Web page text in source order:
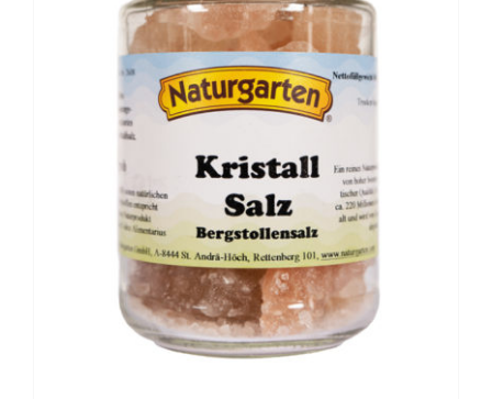
BESCHREIBUNG
PRODUKT
WEIST
MEHRERE
VARIANTEN
AUF.
OPTIONEN
KÖNNEN
AUF
DER
PRODUKTSEITE
GEWÄHLT
WERDEN
/ DETAILS